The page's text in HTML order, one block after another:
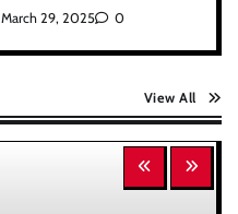
March 29, 2025 0
View All